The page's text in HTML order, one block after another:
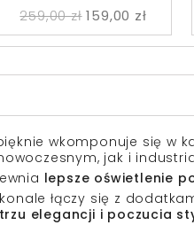
259,00 zł 159,00 zł
wkomponuje się w
jak i
lepsze oświetlenie
łączy się z
elegancji i poczucia